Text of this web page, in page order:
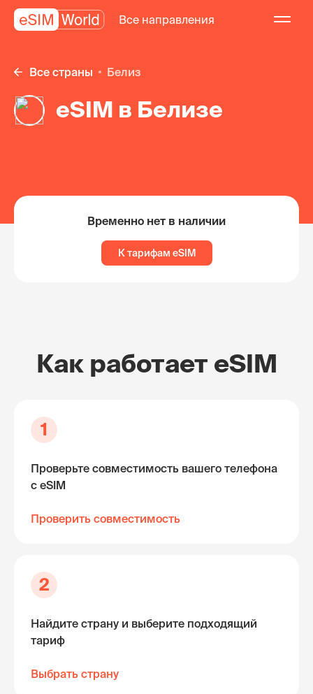
Все направления
Все страны Белиз
eSIM в Белизе
Временно нет в наличии
К тарифам eSIM
Как работает eSIM
1
Проверьте совместимость вашего телефона
с eSIM
Проверить совместимость
2
Найдите страну и выберите подходящий
тариф
Выбрать страну